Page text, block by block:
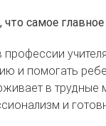
самое
и помогать
в трудные
и